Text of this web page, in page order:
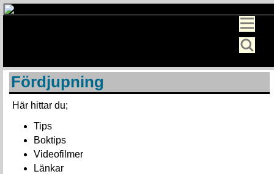
Fördjupning
Här hittar du;
Tips
Boktips
Videofilmer
Länkar